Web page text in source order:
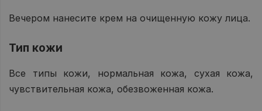
Вечером нанесите крем на очищенную кожу лица.
Тип кожи
Все типы кожи, нормальная кожа, сухая кожа,
чувствительная кожа, обезвоженная кожа.